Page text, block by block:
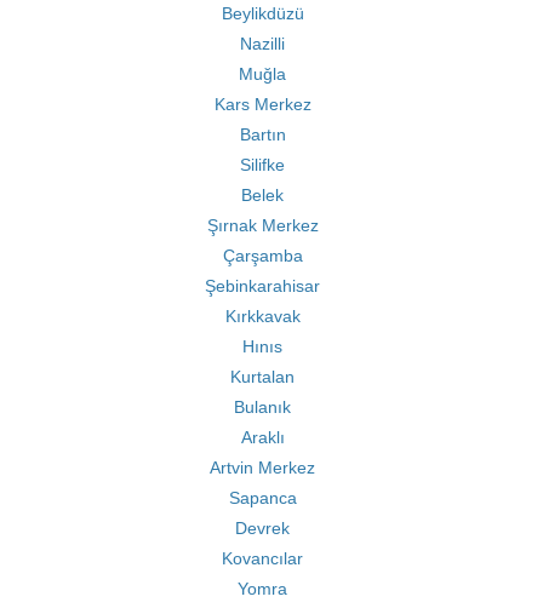
Beylikdüzü
Nazilli
Muğla
Kars Merkez
Bartın
Silifke
Belek
Şırnak Merkez
Çarşamba
Şebinkarahisar
Kırkkavak
Hınıs
Kurtalan
Bulanık
Araklı
Artvin Merkez
Sapanca
Devrek
Kovancılar
Yomra